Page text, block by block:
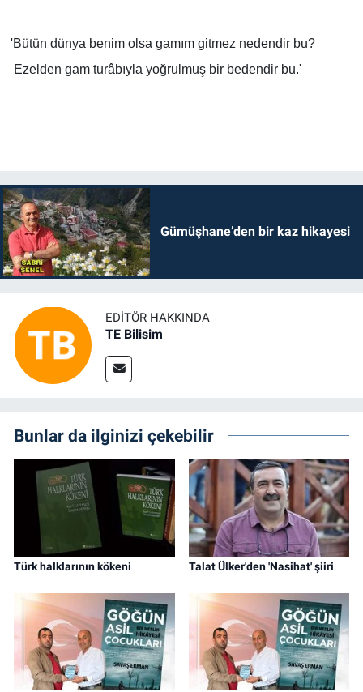
'Bütün dünya benim olsa gamım gitmez nedendir bu?
Ezelden gam turâbıyla yoğrulmuş bir bedendir bu.'
Gümüşhane’den bir kaz hikayesi
EDITÖR HAKKINDA
TE Bilisim
Bunlar da ilginizi çekebilir
Türk halklarının kökeni Talat Ülker'den 'Nasihat' şiiri